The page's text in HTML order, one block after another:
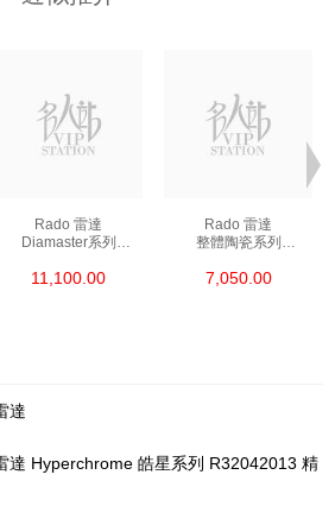
Rado 雷達
Diamaster系列
11,100.00
Rado 雷達
整體陶瓷系列
陶瓷
7,050.00
達
達 Hyperchrome 皓星系列 R32042013 精